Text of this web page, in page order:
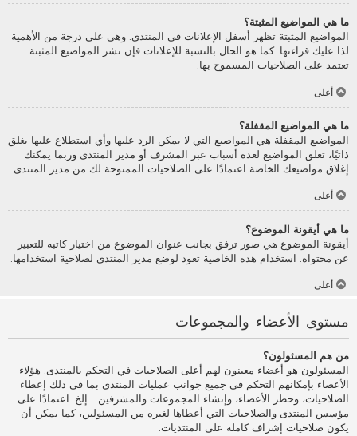
ما هي المواضيع المثبتة؟
المواضيع المثبتة تظهر أسفل الإعلانات في المنتدى. وهي على درجة من الأهمية
لذا عليك قراءتها. كما هو الحال بالنسبة للإعلانات فإن نشر المواضيع المثبتة
تعتمد على الصلاحيات المسموح بها.
أعلى
ما هي المواضيع المقفلة؟
المواضيع المقفلة هي المواضيع التي لا يمكن الرد عليها وأي استطلاع عليها يغلق
ذاتيًا، تغلق المواضيع لعدة أسباب عبر المشرف أو مدير المنتدى وربما يمكنك
إغلاق مواضيعك الخاصة اعتمادًا على الصلاحيات الممنوحة لك من مدير المنتدى.
أعلى
ما هي أيقونة الموضوع؟
أيقونة الموضوع هي صور ترفق بجانب عنوان الموضوع من اختيار كاتبه للتعبير
عن محتواه. استخدام هذه الخاصية تعود لوضع مدير المنتدى لصلاحية استخدامها.
أعلى
مستوى الأعضاء والمجموعات
من هم المسئولون؟
المسئولون هو أعضاء معينون لهم أعلى الصلاحيات في التحكم بالمنتدى. هؤلاء
الأعضاء بإمكانهم التحكم في جميع جوانب عمليات المنتدى بما في ذلك إعطاء
الصلاحيات، وحظر الأعضاء، وإنشاء المجموعات والمشرفين... إلخ. اعتمادًا على
مؤسس المنتدى والصلاحيات التي أعطاها لغيره من المسئولين، كما يمكن أن
يكون صلاحيات إشراف كاملة على المنتديات.